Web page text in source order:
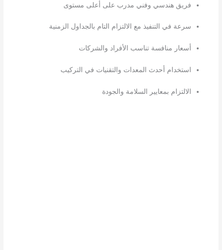
فريق هندسي وفني مدرب على أعلى مستوى
سرعة في التنفيذ مع الالتزام التام بالجداول الزمنية
أسعار منافسة تناسب الأفراد والشركات
استخدام أحدث المعدات والتقنيات في التركيب
الالتزام بمعايير السلامة والجودة